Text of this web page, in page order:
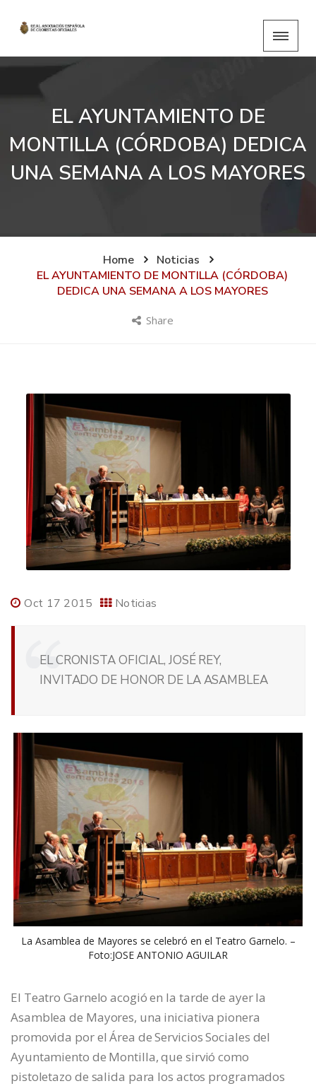
EL AYUNTAMIENTO DE
MONTILLA (CÓRDOBA) DEDICA
UNA SEMANA A LOS MAYORES
Home
Noticias
EL AYUNTAMIENTO DE MONTILLA (CÓRDOBA)
DEDICA UNA SEMANA A LOS MAYORES
Share
Oct 17 2015 Noticias
EL CRONISTA OFICIAL, JOSÉ REY,
INVITADO DE HONOR DE LA ASAMBLEA
La Asamblea de Mayores se celebró en el Teatro Garnelo. –
Foto:JOSE ANTONIO AGUILAR
El Teatro Garnelo acogió en la tarde de ayer la
Asamblea de Mayores, una iniciativa pionera
promovida por el Área de Servicios Sociales del
Ayuntamiento de Montilla, que sirvió como
pistoletazo de salida para los actos programados